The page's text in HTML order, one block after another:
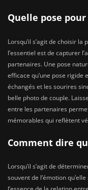
Quelle pose
Lorsqu’il s’agit de choisir
l’essentiel est de capturer
partenaires. Une pose
efficace qu’une pose rigide
échangés et les sourires
belle photo de couple.
entre les partenaires
mémorables qui reflètent
Comment dire
Lorsqu’il s’agit de
souvent de l’émotion